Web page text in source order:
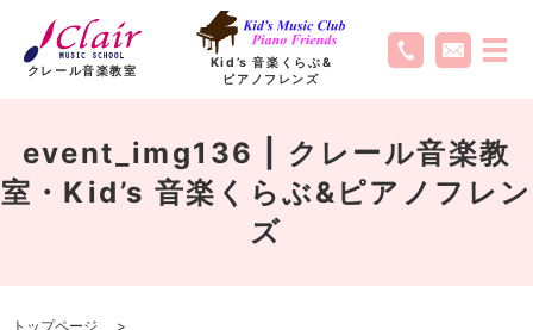
クレール音楽教室
Kid’s 音楽くらぶ&
ピアノフレンズ
event_img136 | クレール音楽教
室・Kid’s 音楽くらぶ&ピアノフレン
ズ
トップページ